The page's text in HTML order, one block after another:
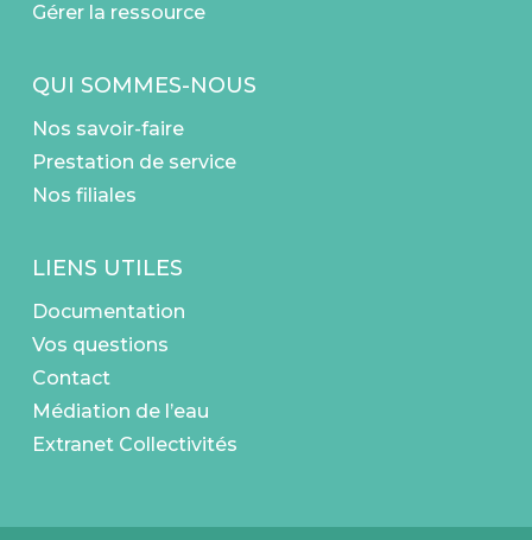
Gérer la ressource
QUI SOMMES-NOUS
Nos savoir-faire
Prestation de service
Nos filiales
LIENS UTILES
Documentation
Vos questions
Contact
Médiation de l’eau
Extranet Collectivités